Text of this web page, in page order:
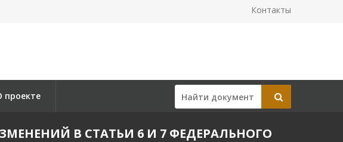
Контакты
проекте
В СТАТЬИ 6 И 7 ФЕДЕРАЛЬНОГО